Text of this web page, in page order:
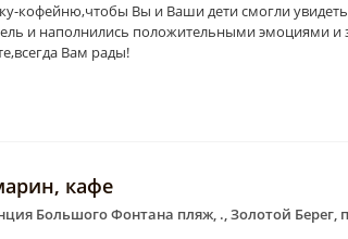
кофейню,чтобы Вы и Ваши дети смогли увидеть
и наполнились положительными эмоциями и
Вам рады!
кафе
Большого Фонтана пляж, ., Золотой Берег,